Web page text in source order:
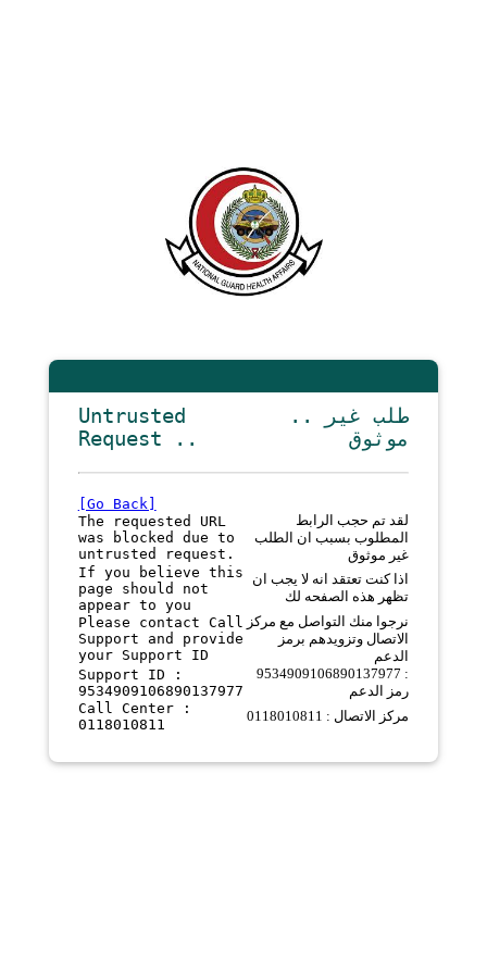
Untrusted
Request ..
.. طلب غير
موثوق
[Go Back]
The requested URL
was blocked due to
untrusted request.
لقد تم حجب الرابط
المطلوب بسبب ان الطلب
غير موثوق
If you believe this
page should not
appear to you
اذا كنت تعتقد انه لا يجب ان
تظهر هذه الصفحه لك
Please contact Call
Support and provide
your Support ID
نرجوا منك التواصل مع مركز
الاتصال وتزويدهم برمز
الدعم
Support ID :
9534909106890137977
9534909106890137977 :
رمز الدعم
Call Center :
0118010811
مركز الاتصال : 0118010811